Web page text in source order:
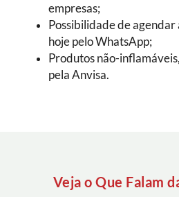
empresas;
Possibilidade de agendar
hoje pelo WhatsApp;
Produtos não-
pela Anvisa.
Veja o Que Falam